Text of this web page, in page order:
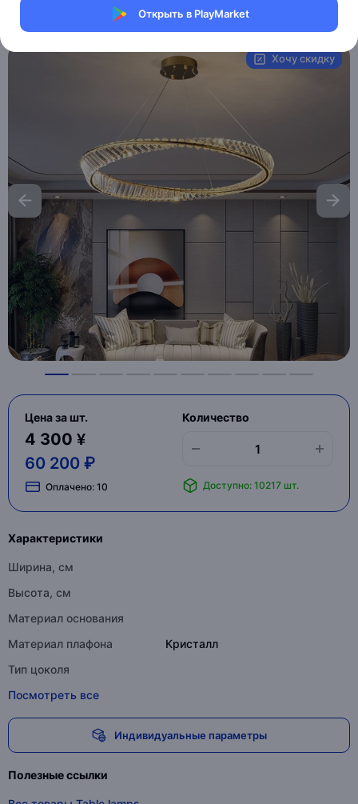
Открыть в PlayMarket
MAI_HE_MAI__GLAMOROUS
Хочу скидку
Цена за шт.
4 300 ¥
60 200 ₽
Оплачено: 10
Количество
Доступно: 10217 шт.
Характеристики
Ширина, см
Высота, см
Материал основания
Материал плафона
Кристалл
Тип цоколя
Посмотреть все
Индивидуальные параметры
Полезные ссылки